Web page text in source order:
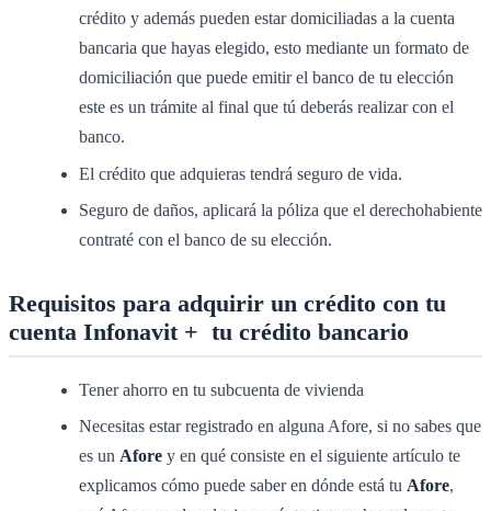
crédito y además pueden estar domiciliadas a la cuenta
bancaria que hayas elegido, esto mediante un formato de
domiciliación que puede emitir el banco de tu elección
este es un trámite al final que tú deberás realizar con el
banco.
El crédito que adquieras tendrá seguro de vida.
Seguro de daños, aplicará la póliza que el derechohabiente
contraté con el banco de su elección.
Requisitos para adquirir un crédito con tu
cuenta Infonavit + tu crédito bancario
Tener ahorro en tu subcuenta de vivienda
Necesitas estar registrado en alguna Afore, si no sabes que
es un Afore y en qué consiste en el siguiente artículo te
explicamos cómo puede saber en dónde está tu Afore,